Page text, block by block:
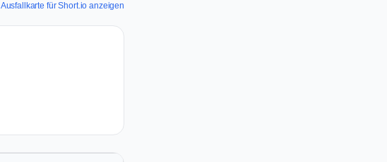
Ausfallkarte für Short.io anzeigen